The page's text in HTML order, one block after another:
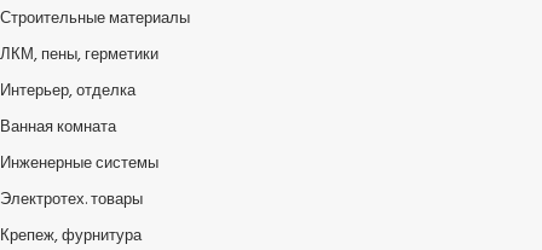
Строительные материалы
ЛКМ, пены, герметики
Интерьер, отделка
Ванная комната
Инженерные системы
Электротех. товары
Крепеж, фурнитура